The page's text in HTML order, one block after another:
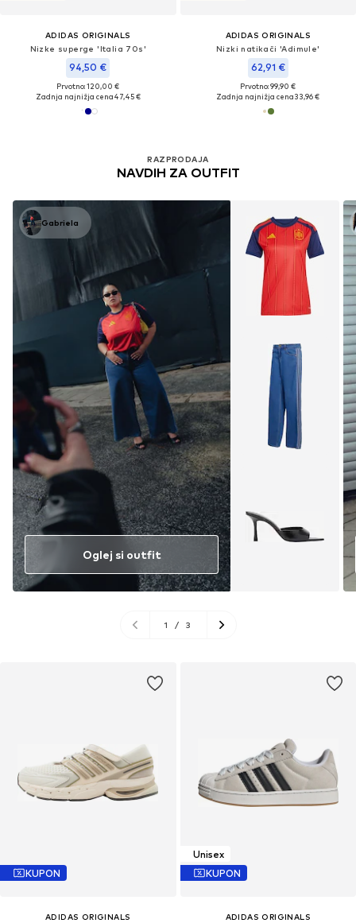
ADIDAS ORIGINALS
Nizke superge 'Italia 70s'
94,50 €
Prvotno: 120,00 €
Zadnja najnižja cena47,45 €
ADIDAS ORIGINALS
Nizki natikači 'Adimule'
62,91 €
Prvotno: 99,90 €
Zadnja najnižja cena33,96 €
KUPON
ADIDAS ORIGINALS
RAZPRODAJA
NAVDIH ZA OUTFIT
Gabriela
Oglej si outfit
1 / 3
Unisex
KUPON
ADIDAS ORIGINALS